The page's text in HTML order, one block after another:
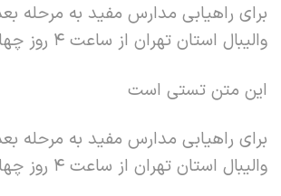
برای راهیابی مدارس مفید به مرحله
والیبال استان تهران از ساعت 4 روز چهارشنبه
این متن تستی است
برای راهیابی مدارس مفید به مرحله
والیبال استان تهران از ساعت 4 روز چهارشنبه